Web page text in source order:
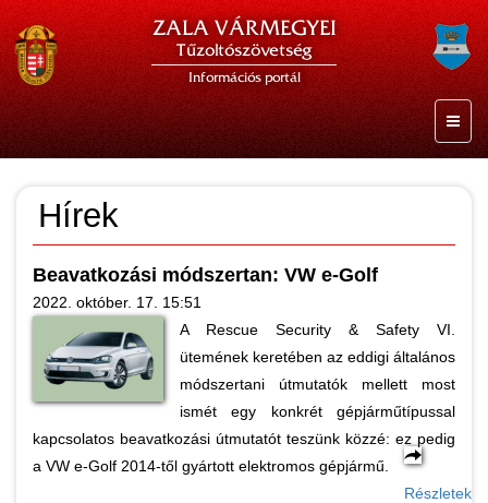
ZALA VÁRMEGYEI
Tűzoltószövetség
Információs portál
Hírek
Beavatkozási módszertan: VW e-Golf
2022. október. 17. 15:51
A Rescue Security & Safety VI.
ütemének keretében az eddigi általános
módszertani útmutatók mellett most
ismét egy konkrét gépjárműtípussal
kapcsolatos beavatkozási útmutatót teszünk közzé: ez pedig
a VW e-Golf 2014-től gyártott elektromos gépjármű.
Részletek